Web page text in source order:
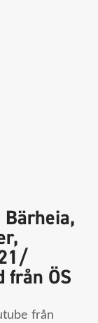
från ÖS
från